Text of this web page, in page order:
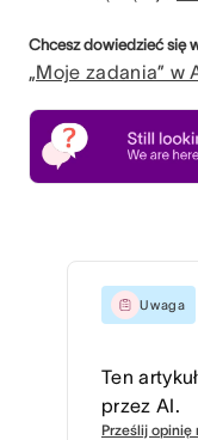
Chcesz dowiedzieć się
„Moje zadania” w
Uwaga
Ten
przez AI.
Prześlij opinię